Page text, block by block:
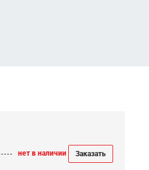
нет в наличии Заказать